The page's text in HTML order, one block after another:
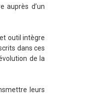
auprès d’un
outil intègre
dans ces
de la
leurs